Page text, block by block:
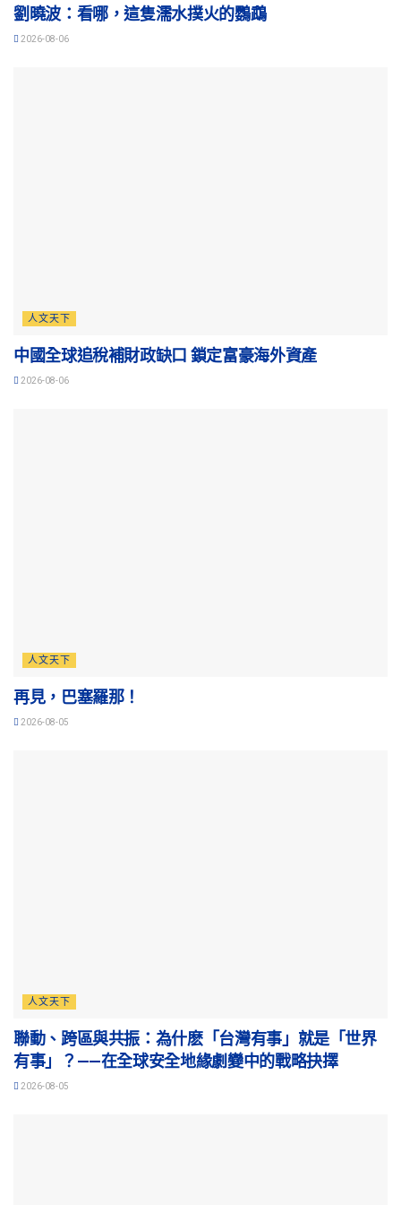
劉曉波：看哪，這隻濡水撲火的鸚鵡
2026-08-06
人文天下
中國全球追稅補財政缺口 鎖定富豪海外資產
2026-08-06
人文天下
再見，巴塞羅那！
2026-08-05
人文天下
聯動、跨區與共振：為什麽「台灣有事」就是「世界
有事」？——在全球安全地緣劇變中的戰略抉擇
2026-08-05